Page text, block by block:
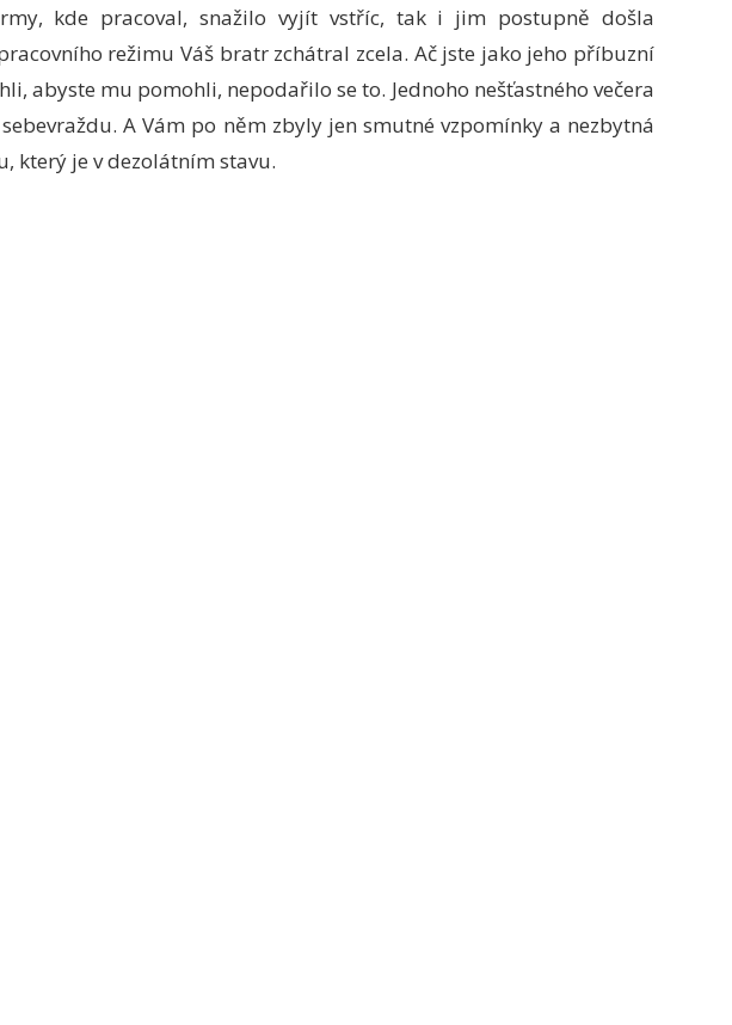
kde pracoval, snažilo vyjít vstříc, tak i jim postupně došla
režimu Váš bratr zchátral zcela. Ač jste jako jeho příbuzní
abyste mu pomohli, nepodařilo se to. Jednoho nešťastného večera
A Vám po něm zbyly jen smutné vzpomínky a nezbytná
, který je v dezolátním stavu.